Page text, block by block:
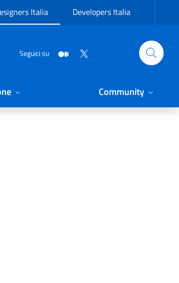
Italia Developers Italia
Seguici su
Community